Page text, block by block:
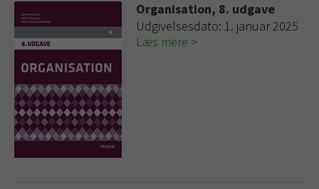
Organisation, 8. udgave
Udgivelsesdato: 1. januar 2025
Læs mere